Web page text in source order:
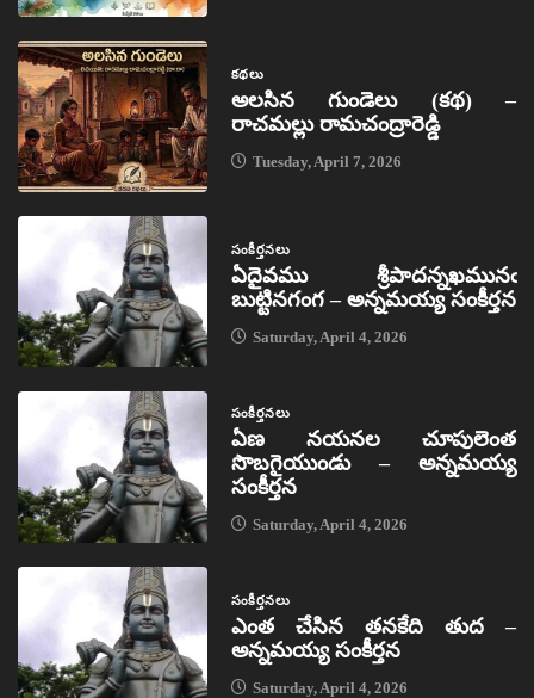
కథలు
అలసిన గుండెలు (కథ) –
రాచమల్లు రామచంద్రారెడ్డి
Tuesday, April 7, 2026
సంకీర్తనలు
ఏదైవము శ్రీపాదన్నఖమునఁ
బుట్టినగంగ – అన్నమయ్య సంకీర్తన
Saturday, April 4, 2026
సంకీర్తనలు
ఏణ నయనల చూపులెంత
సొబగైయుండు – అన్నమయ్య
సంకీర్తన
Saturday, April 4, 2026
సంకీర్తనలు
ఎంత చేసిన తనకేది తుద –
అన్నమయ్య సంకీర్తన
Saturday, April 4, 2026